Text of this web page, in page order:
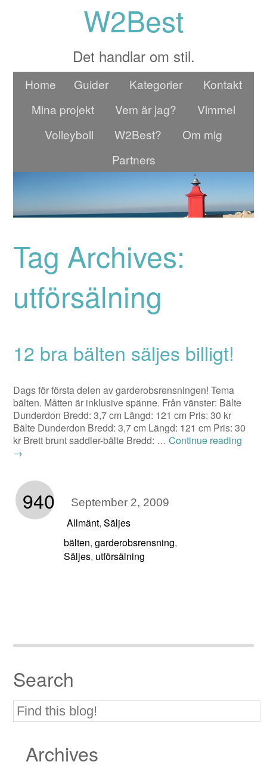
W2Best
Det handlar om stil.
Home Guider Kategorier
Kontakt
Mina projekt
Vem är jag?
Vimmel
Volleyboll
W2Best?
Om mig
Partners
Tag Archives:
utförsälning
12 bra bälten säljes billigt!
Dags för första delen av garderobsrensningen! Tema
bälten. Måtten är inklusive spänne. Från vänster: Bälte
Dunderdon Bredd: 3,7 cm Längd: 121 cm Pris: 30 kr
Bälte Dunderdon Bredd: 3,7 cm Längd: 121 cm Pris: 30
kr Brett brunt saddler-bälte Bredd: …Continue reading
→
940 September 2, 2009
Allmänt, Säljes
bälten,garderobsrensning,
Säljes, utförsälning
Search
Archives